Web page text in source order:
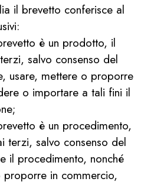
il brevetto conferisce al
è un prodotto, il
salvo consenso del
usare, mettere o proporre
o importare a tali fini il
è un procedimento,
terzi, salvo consenso del
il procedimento, nonché
in commercio,